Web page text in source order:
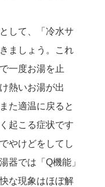
して、「冷水サ
ましょう。これ
一度お湯を止
熱いお湯が出
た適温に戻ると
起こる症状です
やけどをしてし
器では「Q機能」
な現象はほぼ解